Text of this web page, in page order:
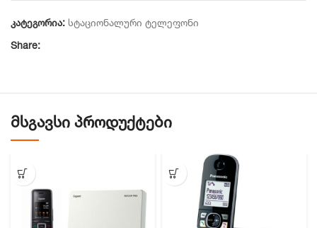
კატეგორია: სტაციონალური ტელეფონი
Share:
ᲛᲡᲒᲐᲕᲡᲘ ᲞᲠᲝᲓᲣᲥᲢᲔᲑᲘ